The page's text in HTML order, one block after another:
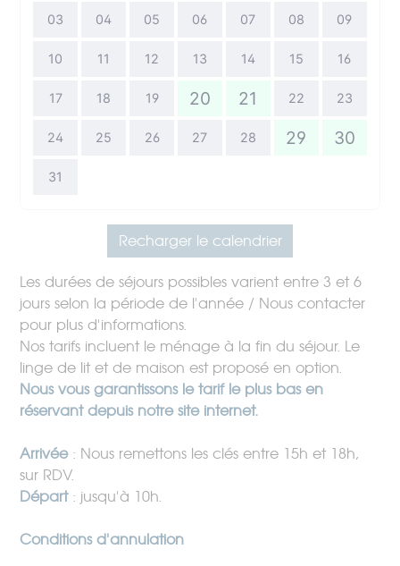
03 04 05 06 07 08 09
10 11 12 13 14 15 16
17 18 19 20 21 22 23
24 25 26 27 28 29 30
31
Recharger le calendrier
Les durées de séjours possibles varient entre 3 et 6
jours selon la période de l'année / Nous contacter
pour plus d'informations.
Nos tarifs incluent le ménage à la fin du séjour. Le
linge de lit et de maison est proposé en option.
Nous vous garantissons le tarif le plus bas en
réservant depuis notre site internet.
Arrivée: Nous remettons les clés entre 15h et 18h,
sur RDV.
Départ: jusqu'à 10h.
Conditions d'annulation